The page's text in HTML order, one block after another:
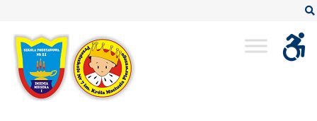
sukcesy
konkursie